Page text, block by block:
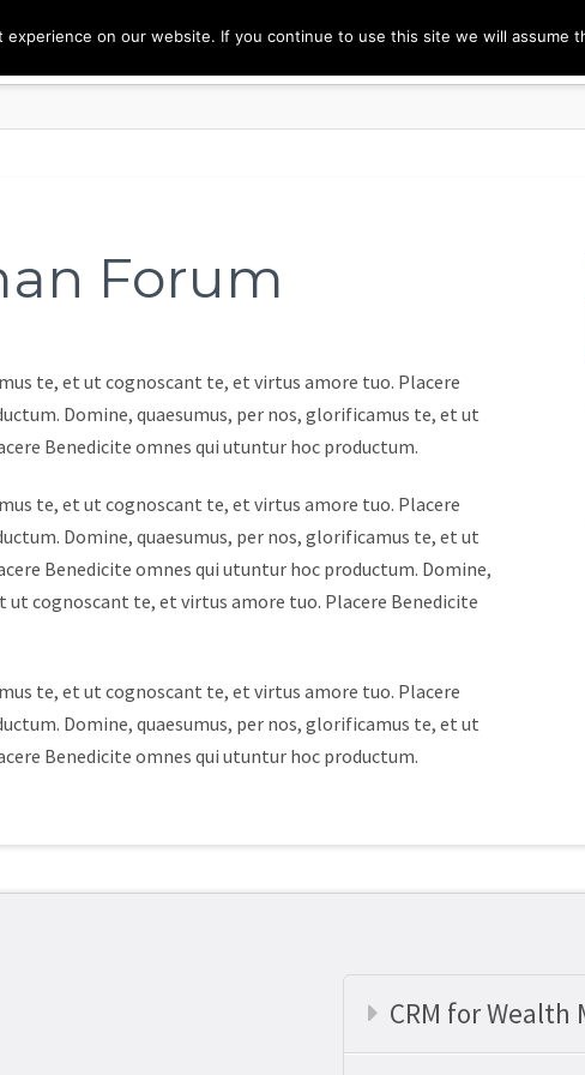
Forum
te, et ut cognoscant te, et virtus amore tuo. Placere
Domine, quaesumus, per nos, glorificamus te, et ut
Benedicite omnes qui utuntur hoc productum.
te, et ut cognoscant te, et virtus amore tuo. Placere
Domine, quaesumus, per nos, glorificamus te, et ut
Benedicite omnes qui utuntur hoc productum. Domine,
ut cognoscant te, et virtus amore tuo. Placere Benedicite
te, et ut cognoscant te, et virtus amore tuo. Placere
Domine, quaesumus, per nos, glorificamus te, et ut
Benedicite omnes qui utuntur hoc productum.
CRM for
on our website. If you continue to use this site we will assume